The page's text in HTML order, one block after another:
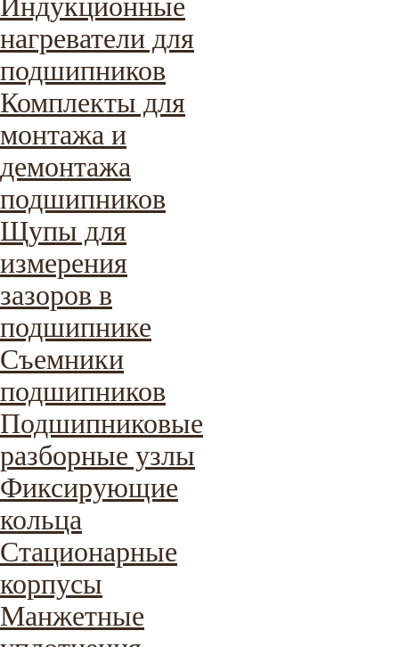
Индукционные
нагреватели для
подшипников
Комплекты для
монтажа и
демонтажа
подшипников
Щупы для
измерения
зазоров в
подшипнике
Съемники
подшипников
Подшипниковые
разборные узлы
Фиксирующие
кольца
Стационарные
корпусы
Манжетные